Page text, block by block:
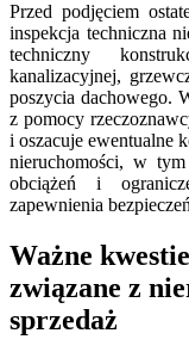
Przed podjęciem
inspekcja techniczna
techniczny
kanalizacyjnej,
poszycia dachowego.
z pomocy
i oszacuje ewentualne
nieruchomości, w
obciążeń i
zapewnienia
Ważne
związane z
sprzedaż